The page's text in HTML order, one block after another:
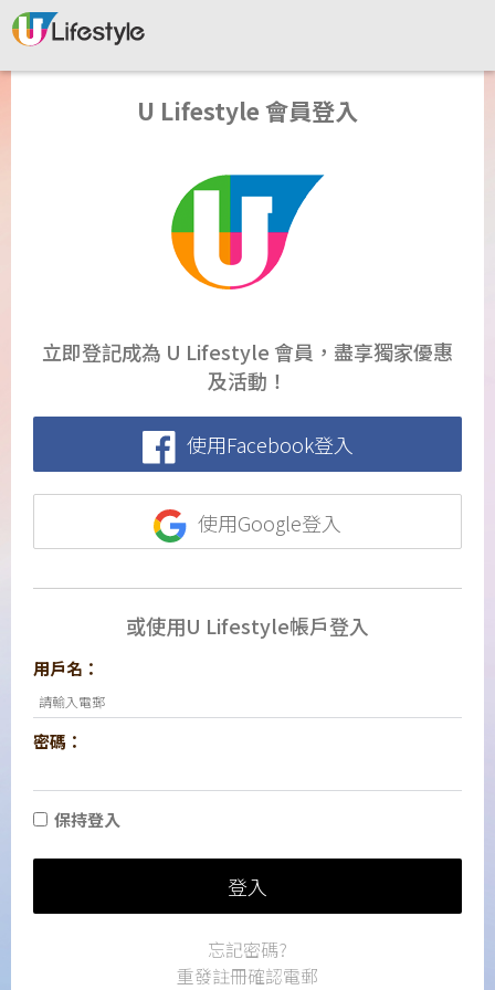
U Lifestyle 會員登入
立即登記成為 U Lifestyle 會員，盡享獨家優惠
及活動！
使用Facebook登入
使用Google登入
或使用U Lifestyle帳戶登入
用戶名：
密碼：
保持登入
登入
忘記密碼?
重發註冊確認電郵